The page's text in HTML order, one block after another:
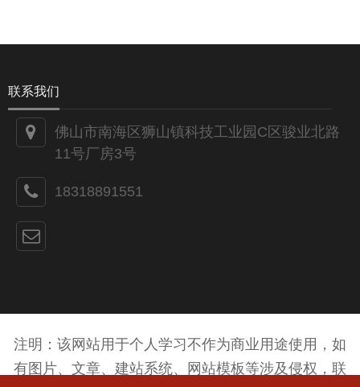
联系我们
佛山市南海区狮山镇科技工业园C区骏业北路
11号厂房3号
18318891551
注明：该网站用于个人学习不作为商业用途使用，如
有图片、文章、建站系统、网站模板等涉及侵权，联